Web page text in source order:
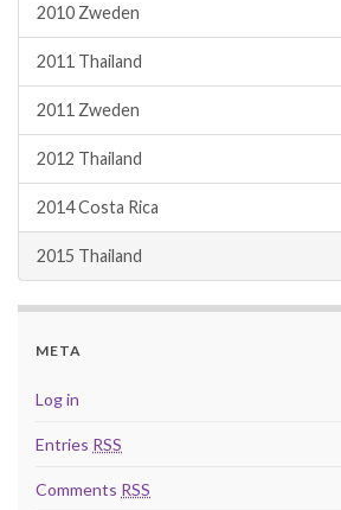
2010 Zweden
2011 Thailand
2011 Zweden
2012 Thailand
2014 Costa Rica
2015 Thailand
META
Log in
Entries RSS
Comments RSS